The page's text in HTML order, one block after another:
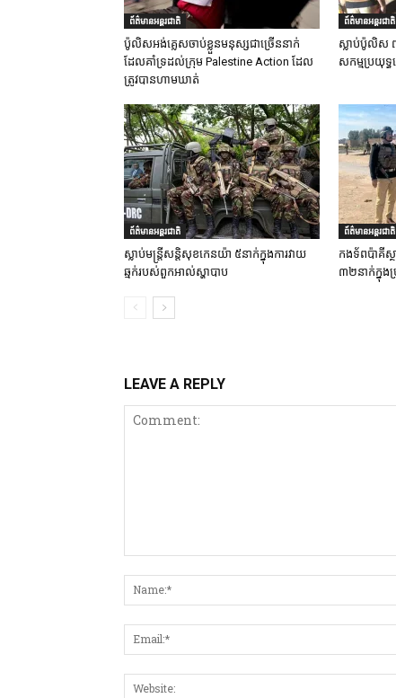
ព័ត៌មានអន្តរជាតិ
ប៉ូលិសអង់គ្លេសចាប់ខ្លួនមនុស្សជាច្រើននាក់
ដែលគាំទ្រដល់ក្រុម Palestine Action ដែល
ត្រូវបានហាមឃាត់
ព័ត៌មានអន្តរជាតិ
ស្លាប់ប៉ូលិស ៧
សកម្មប្រយុទ្ធ
ព័ត៌មានអន្តរជាតិ
ស្លាប់មន្ត្រីសន្តិសុខកេនយ៉ា ៥នាក់ក្នុងការវាយ
ឆ្មក់របស់ពួកអាល់ស្ហាបាប
ព័ត៌មានអន្តរជាតិ
កងទ័ពប៉ាគីស្
៣២នាក់ក្នុងប្
LEAVE A REPLY